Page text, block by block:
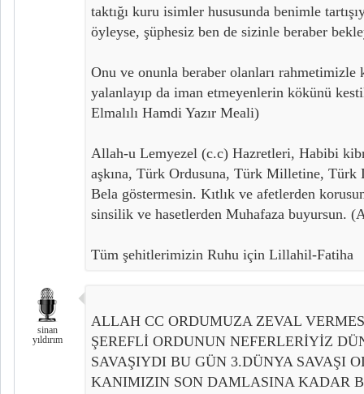
taktığı kuru isimler hususunda benimle
öyleyse, şüphesiz ben de sizinle beraber
Onu ve onunla beraber olanları
yalanlayıp da iman etmeyenlerin kökünü
Elmalılı Hamdi Yazır Meali)
Allah-u Lemyezel (c.c) Hazretleri, Habibi
aşkına, Türk Ordusuna, Türk Milletine, Türk
Bela göstermesin. Kıtlık ve afetlerden
sinsilik ve hasetlerden Muhafaza buyursun.
Tüm şehitlerimizin Ruhu için Lillahil-Fatiha
sinan
yıldırım
ALLAH CC ORDUMUZA ZEVAL
ŞEREFLİ ORDUNUN NEFERLERİYİZ
SAVAŞIYDI BU GÜN 3.DÜNYA SAVAŞI
KANIMIZIN SON DAMLASINA KADAR